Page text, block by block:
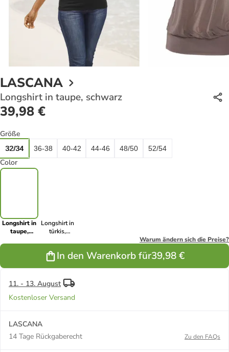
LASCANA
Longshirt in taupe, schwarz
39,98 €
Größe
32/34 36-38 40-42 44-46 48/50 52/54
Color
Longshirt in
taupe,
Longshirt in
türkis,
Warum ändern sich die Preise?
In den Warenkorb für39,98 €
11. - 13. August
Kostenloser Versand
LASCANA
14 Tage Rückgaberecht
Zu den FAQs